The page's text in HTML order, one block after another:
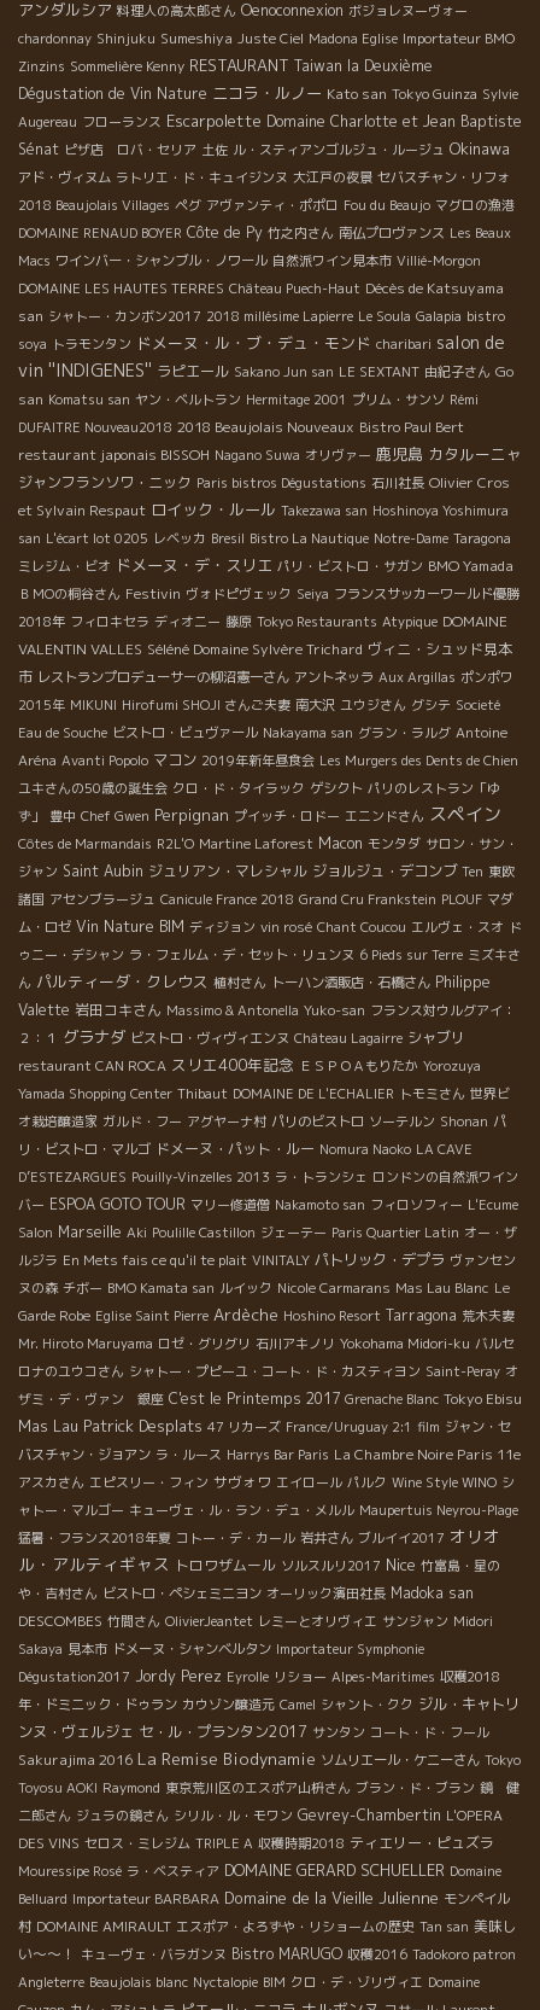
アンダルシア 料理人の高太郎さん Oenoconnexion ボジョレヌーヴォー
chardonnay Shinjuku Sumeshiya Juste Ciel Madona Eglise Importateur BMO
Zinzins Sommelière Kenny RESTAURANT Taiwan la Deuxième
Dégustation de Vin Nature ニコラ・ルノー Kato san Tokyo Guinza Sylvie
Augereau フローランス Escarpolette Domaine Charlotte et Jean Baptiste
Sénat ピザ店 ロバ・セリア 土佐 ル・スティアンゴルジュ・ルージュ Okinawa
アド・ヴィヌム ラトリエ・ド・キュイジンヌ 大江戸の夜景 セバスチャン・リフォ
2018 Beaujolais Villages ペグ アヴァンティ・ポポロ Fou du Beaujo マグロの漁港
DOMAINE RENAUD BOYER Côte de Py 竹之内さん 南仏プロヴァンス Les Beaux
Macs ワインバー・シャンブル・ノワール 自然派ワイン見本市 Villié-Morgon
DOMAINE LES HAUTES TERRES Château Puech-Haut Décès de Katsuyama
san シャトー・カンボン2017 2018 millésime Lapierre Le Soula Galapia bistro
soya トラモンタン ドメーヌ・ル・ブ・デュ・モンド charibari salon de
vin ''INDIGENES'' ラピエール Sakano Jun san LE SEXTANT 由紀子さん Go
san Komatsu san ヤン・ベルトラン Hermitage 2001 プリム・サンソ Rémi
DUFAITRE Nouveau2018 2018 Beaujolais Nouveaux Bistro Paul Bert
restaurant japonais BISSOH Nagano Suwa オリヴァー 鹿児島 カタルーニャ
ジャンフランソワ・ニック Paris bistros Dégustations 石川社長 Olivier Cros
et Sylvain Respaut ロイック・ルール Takezawa san Hoshinoya Yoshimura
san L'écart lot 0205 レベッカ Bresil Bistro La Nautique Notre-Dame Taragona
ミレジム・ビオ ドメーヌ・デ・スリエ パリ・ビストロ・サガン BMO Yamada
ＢＭОの桐谷さん Festivin ヴォドピヴェック Seiya フランスサッカーワールド優勝
2018年 フィロキセラ ディオニー 藤原 Tokyo Restaurants Atypique DOMAINE
VALENTIN VALLES Séléné Domaine Sylvère Trichard ヴィニ・シュッド見本
市 レストランプロデューサーの柳沼憲一さん アントネッラ Aux Argillas ポンポワ
2015年 MIKUNI Hirofumi SHOJI さんご夫妻 南大沢 ユウジさん グシテ Societé
Eau de Souche ビストロ・ビュヴァール Nakayama san グラン・ラルグ Antoine
Aréna Avanti Popolo マコン 2019年新年昼食会 Les Murgers des Dents de Chien
ユキさんの50歳の誕生会 クロ・ド・タイラック ゲシクト パリのレストラン「ゆ
ず」
豊中 Chef Gwen Perpignan プイッチ・ロドー エニンドさん スペイン
Côtes de Marmandais R2L'O Martine Laforest Macon モンタダ サロン・サン・
ジャン Saint Aubin ジュリアン・マレシャル ジョルジュ・デコンブ Ten 東欧
諸国 アセンブラージュ Canicule France 2018 Grand Cru Frankstein PLOUF マダ
ム・ロゼ Vin Nature BIM ディジョン vin rosé Chant Coucou エルヴェ・スオ ド
ゥニー・デシャン ラ・フェルム・デ・セット・リュンヌ 6 Pieds sur Terre ミズキさ
ん パルティーダ・クレウス 植村さん トーハン酒販店・石橋さん Philippe
Valette 岩田コキさん Massimo & Antonella Yuko-san フランス対ウルグアイ：
２：１ グラナダ ビストロ・ヴィヴィエンヌ Château Lagairre シャブリ
restaurant CAN ROCA スリエ400年記念 ＥＳＰＯＡもりたか Yorozuya
Yamada Shopping Center Thibaut DOMAINE DE L'ECHALIER トモミさん 世界ビ
オ栽培醸造家 ガルド・フー アグヤーナ村 パリのビストロ ソーテルン Shonan パ
リ・ビストロ・マルゴ ドメーヌ・パット・ルー Nomura Naoko LA CAVE
D’ESTEZARGUES Pouilly-Vinzelles 2013 ラ・トランシェ ロンドンの自然派ワイン
バー ESPOA GOTO TOUR マリー修道僧 Nakamoto san フィロソフィー L'Ecume
Salon Marseille Aki Poulille Castillon ジェーテー Paris Quartier Latin オー・ザ
ルジラ En Mets fais ce qu'il te plait VINITALY パトリック・デプラ ヴァンセン
ヌの森 チボー BMO Kamata san ルイック Nicole Carmarans Mas Lau Blanc Le
Garde Robe Eglise Saint Pierre Ardèche Hoshino Resort Tarragona 荒木夫妻
Mr. Hiroto Maruyama ロゼ・グリグリ 石川アキノリ Yokohama Midori-ku バルセ
ロナのユウコさん シャトー・プピーユ・コート・ド・カスティヨン Saint-Peray オ
ザミ・デ・ヴァン 銀座 C'est le Printemps 2017 Grenache Blanc Tokyo Ebisu
Mas Lau Patrick Desplats 47 リカーズ France/Uruguay 2:1 film ジャン・セ
バスチャン・ジョアン ラ・ルース Harrys Bar Paris La Chambre Noire Paris 11e
アスカさん エピスリー・フィン サヴォワ エイロール パルク Wine Style WINO シ
ャトー・マルゴー キューヴェ・ル・ラン・デュ・メルル Maupertuis Neyrou-Plage
猛暑・フランス2018年夏 コトー・デ・カール 岩井さん ブルイイ2017 オリオ
ル・アルティギャス トロワザムール ソルスルリ2017 Nice 竹富島・星の
や・吉村さん ビストロ・ペシェミニヨン オーリック濱田社長 Madoka san
DESCOMBES 竹間さん OlivierJeantet レミーとオリヴィエ サンジャン Midori
Sakaya 見本市 ドメーヌ・シャンベルタン Importateur Symphonie
Dégustation2017 Jordy Perez Eyrolle リショー Alpes-Maritimes 収穫2018
年・ドミニック・ドゥラン カウゾン醸造元 Camel シャント・クク ジル・キャトリ
ンヌ・ヴェルジェ セ・ル・プランタン2017 サンタン コート・ド・フール
Sakurajima 2016 La Remise Biodynamie ソムリエール・ケニーさん Tokyo
Toyosu AOKI Raymond 東京荒川区のエスポア山枡さん ブラン・ド・ブラン 鏡 健
二郎さん ジュラの鏡さん シリル・ル・モワン Gevrey-Chambertin L'OPERA
DES VINS セロス・ミレジム TRIPLE A 収穫時期2018 ティエリー・ピュズラ
Mouressipe Rosé ラ・ベスティア DOMAINE GERARD SCHUELLER Domaine
Belluard Importateur BARBARA Domaine de la Vieille Julienne モンペイル
村 DOMAINE AMIRAULT エスポア・よろずや・リショームの歴史 Tan san 美味し
い～～！
キューヴェ・バラガンヌ Bistro MARUGO 収穫2016 Tadokoro patron
Angleterre Beaujolais blanc Nyctalopie BIM クロ・デ・ゾリヴィエ Domaine